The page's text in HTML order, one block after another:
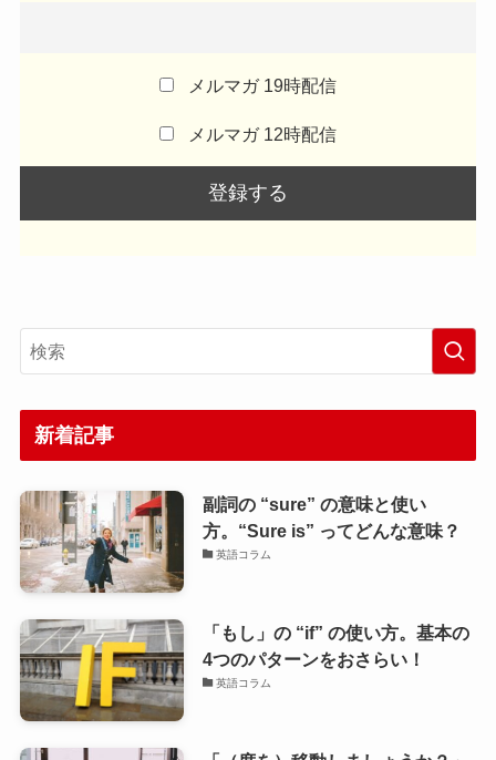
メルマガ 19時配信
メルマガ 12時配信
新着記事
副詞の “sure” の意味と使い
方。“Sure is” ってどんな意味？
英語コラム
「もし」の “if” の使い方。基本の
4つのパターンをおさらい！
英語コラム